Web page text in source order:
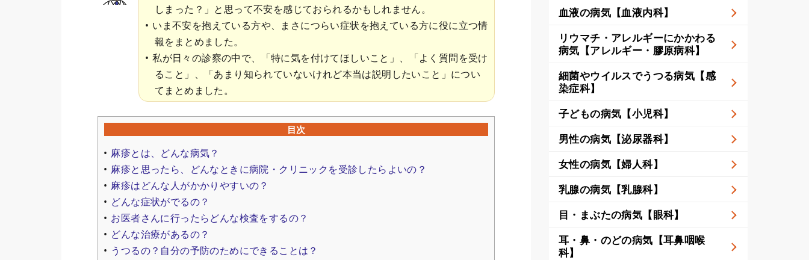
しまった？」と思って不安を感じておられるかもしれません。
いま不安を抱えている方や、まさにつらい症状を抱えている方に役に立つ情
報をまとめました。
私が日々の診察の中で、「特に気を付けてほしいこと」、「よく質問を受け
ること」、「あまり知られていないけれど本当は説明したいこと」につい
てまとめました。
目次
麻疹とは、どんな病気？
麻疹と思ったら、どんなときに病院・クリニックを受診したらよいの？
麻疹はどんな人がかかりやすいの？
どんな症状がでるの？
お医者さんに行ったらどんな検査をするの？
どんな治療があるの？
うつるの？自分の予防のためにできることは？
血液の病気【血液内科】
リウマチ・アレルギーにかかわる
病気【アレルギー・膠原病科】
細菌やウイルスでうつる病気【感
染症科】
子どもの病気【小児科】
男性の病気【泌尿器科】
女性の病気【婦人科】
乳腺の病気【乳腺科】
目・まぶたの病気【眼科】
耳・鼻・のどの病気【耳鼻咽喉
科】